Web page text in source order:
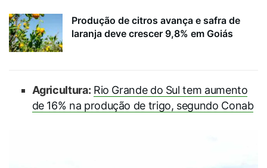
Produção de citros avança e safra de
laranja deve crescer 9,8% em Goiás
Agricultura: Rio Grande do Sul tem aumento
de 16% na produção de trigo, segundo Conab